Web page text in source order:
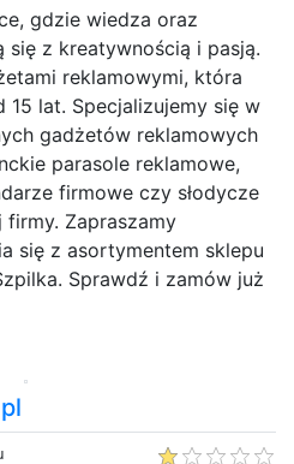
gdzie wiedza oraz
z kreatywnością i pasją.
reklamowymi, która
15 lat. Specjalizujemy się w
gadżetów reklamowych
parasole reklamowe,
firmowe czy słodycze
Zapraszamy
się z asortymentem sklepu
Sprawdź i zamów już